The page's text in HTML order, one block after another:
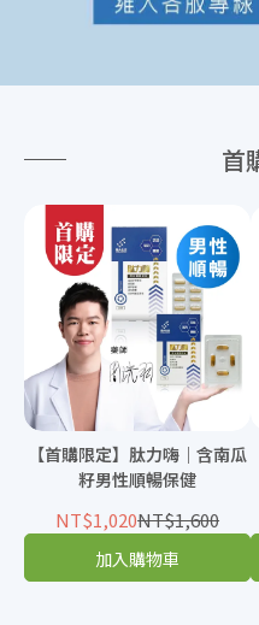
首
【首購限定】肽力嗨｜含南瓜
籽男性順暢保健
NT$1,020NT$1,600
加入購物車